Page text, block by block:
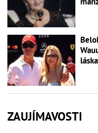
ZAUJÍMAVOSTI